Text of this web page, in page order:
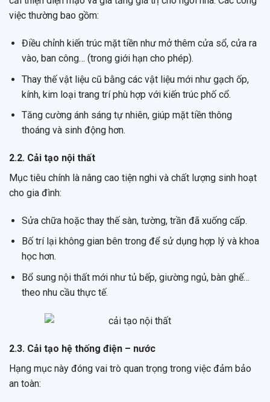
việc thường bao gồm:
Điều chỉnh kiến trúc mặt tiền như mở thêm cửa sổ, cửa ra
vào, ban công… (trong giới hạn cho phép).
Thay thế vật liệu cũ bằng các vật liệu mới như gạch ốp,
kính, kim loại trang trí phù hợp với kiến trúc phố cổ.
Tăng cường ánh sáng tự nhiên, giúp mặt tiền thông
thoáng và sinh động hơn.
2.2. Cải tạo nội thất
Mục tiêu chính là nâng cao tiện nghi và chất lượng sinh hoạt
cho gia đình:
Sửa chữa hoặc thay thế sàn, tường, trần đã xuống cấp.
Bố trí lại không gian bên trong để sử dụng hợp lý và khoa
học hơn.
Bổ sung nội thất mới như tủ bếp, giường ngủ, bàn ghế…
theo nhu cầu thực tế.
2.3. Cải tạo hệ thống điện – nước
Hạng mục này đóng vai trò quan trọng trong việc đảm bảo
an toàn: